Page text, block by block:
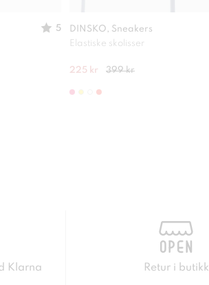
5
DINSKO, Sneakers
Elastiske skolisser
225 kr 399 kr
Klarna Retur i butikk